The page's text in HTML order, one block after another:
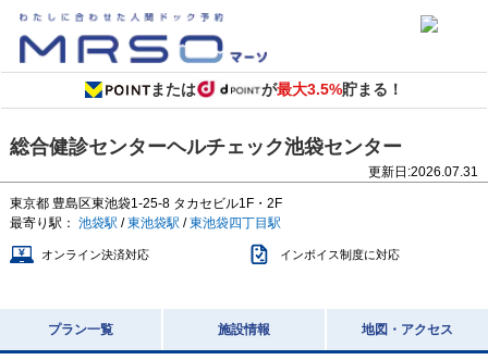
または が最大3.5%貯まる！
総合健診センターヘルチェック池袋センター
更新日:2026.07.31
東京都 豊島区東池袋1-25-8 タカセビル1F・2F
最寄り駅： 池袋駅 /東池袋駅 /東池袋四丁目駅
オンライン決済対応 インボイス制度に対応
プラン一覧 施設情報 地図・アクセス